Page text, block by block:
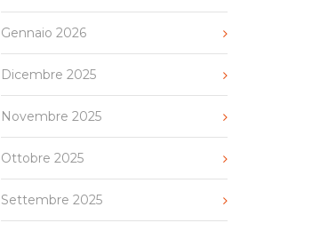
Gennaio 2026
Dicembre 2025
Novembre 2025
Ottobre 2025
Settembre 2025